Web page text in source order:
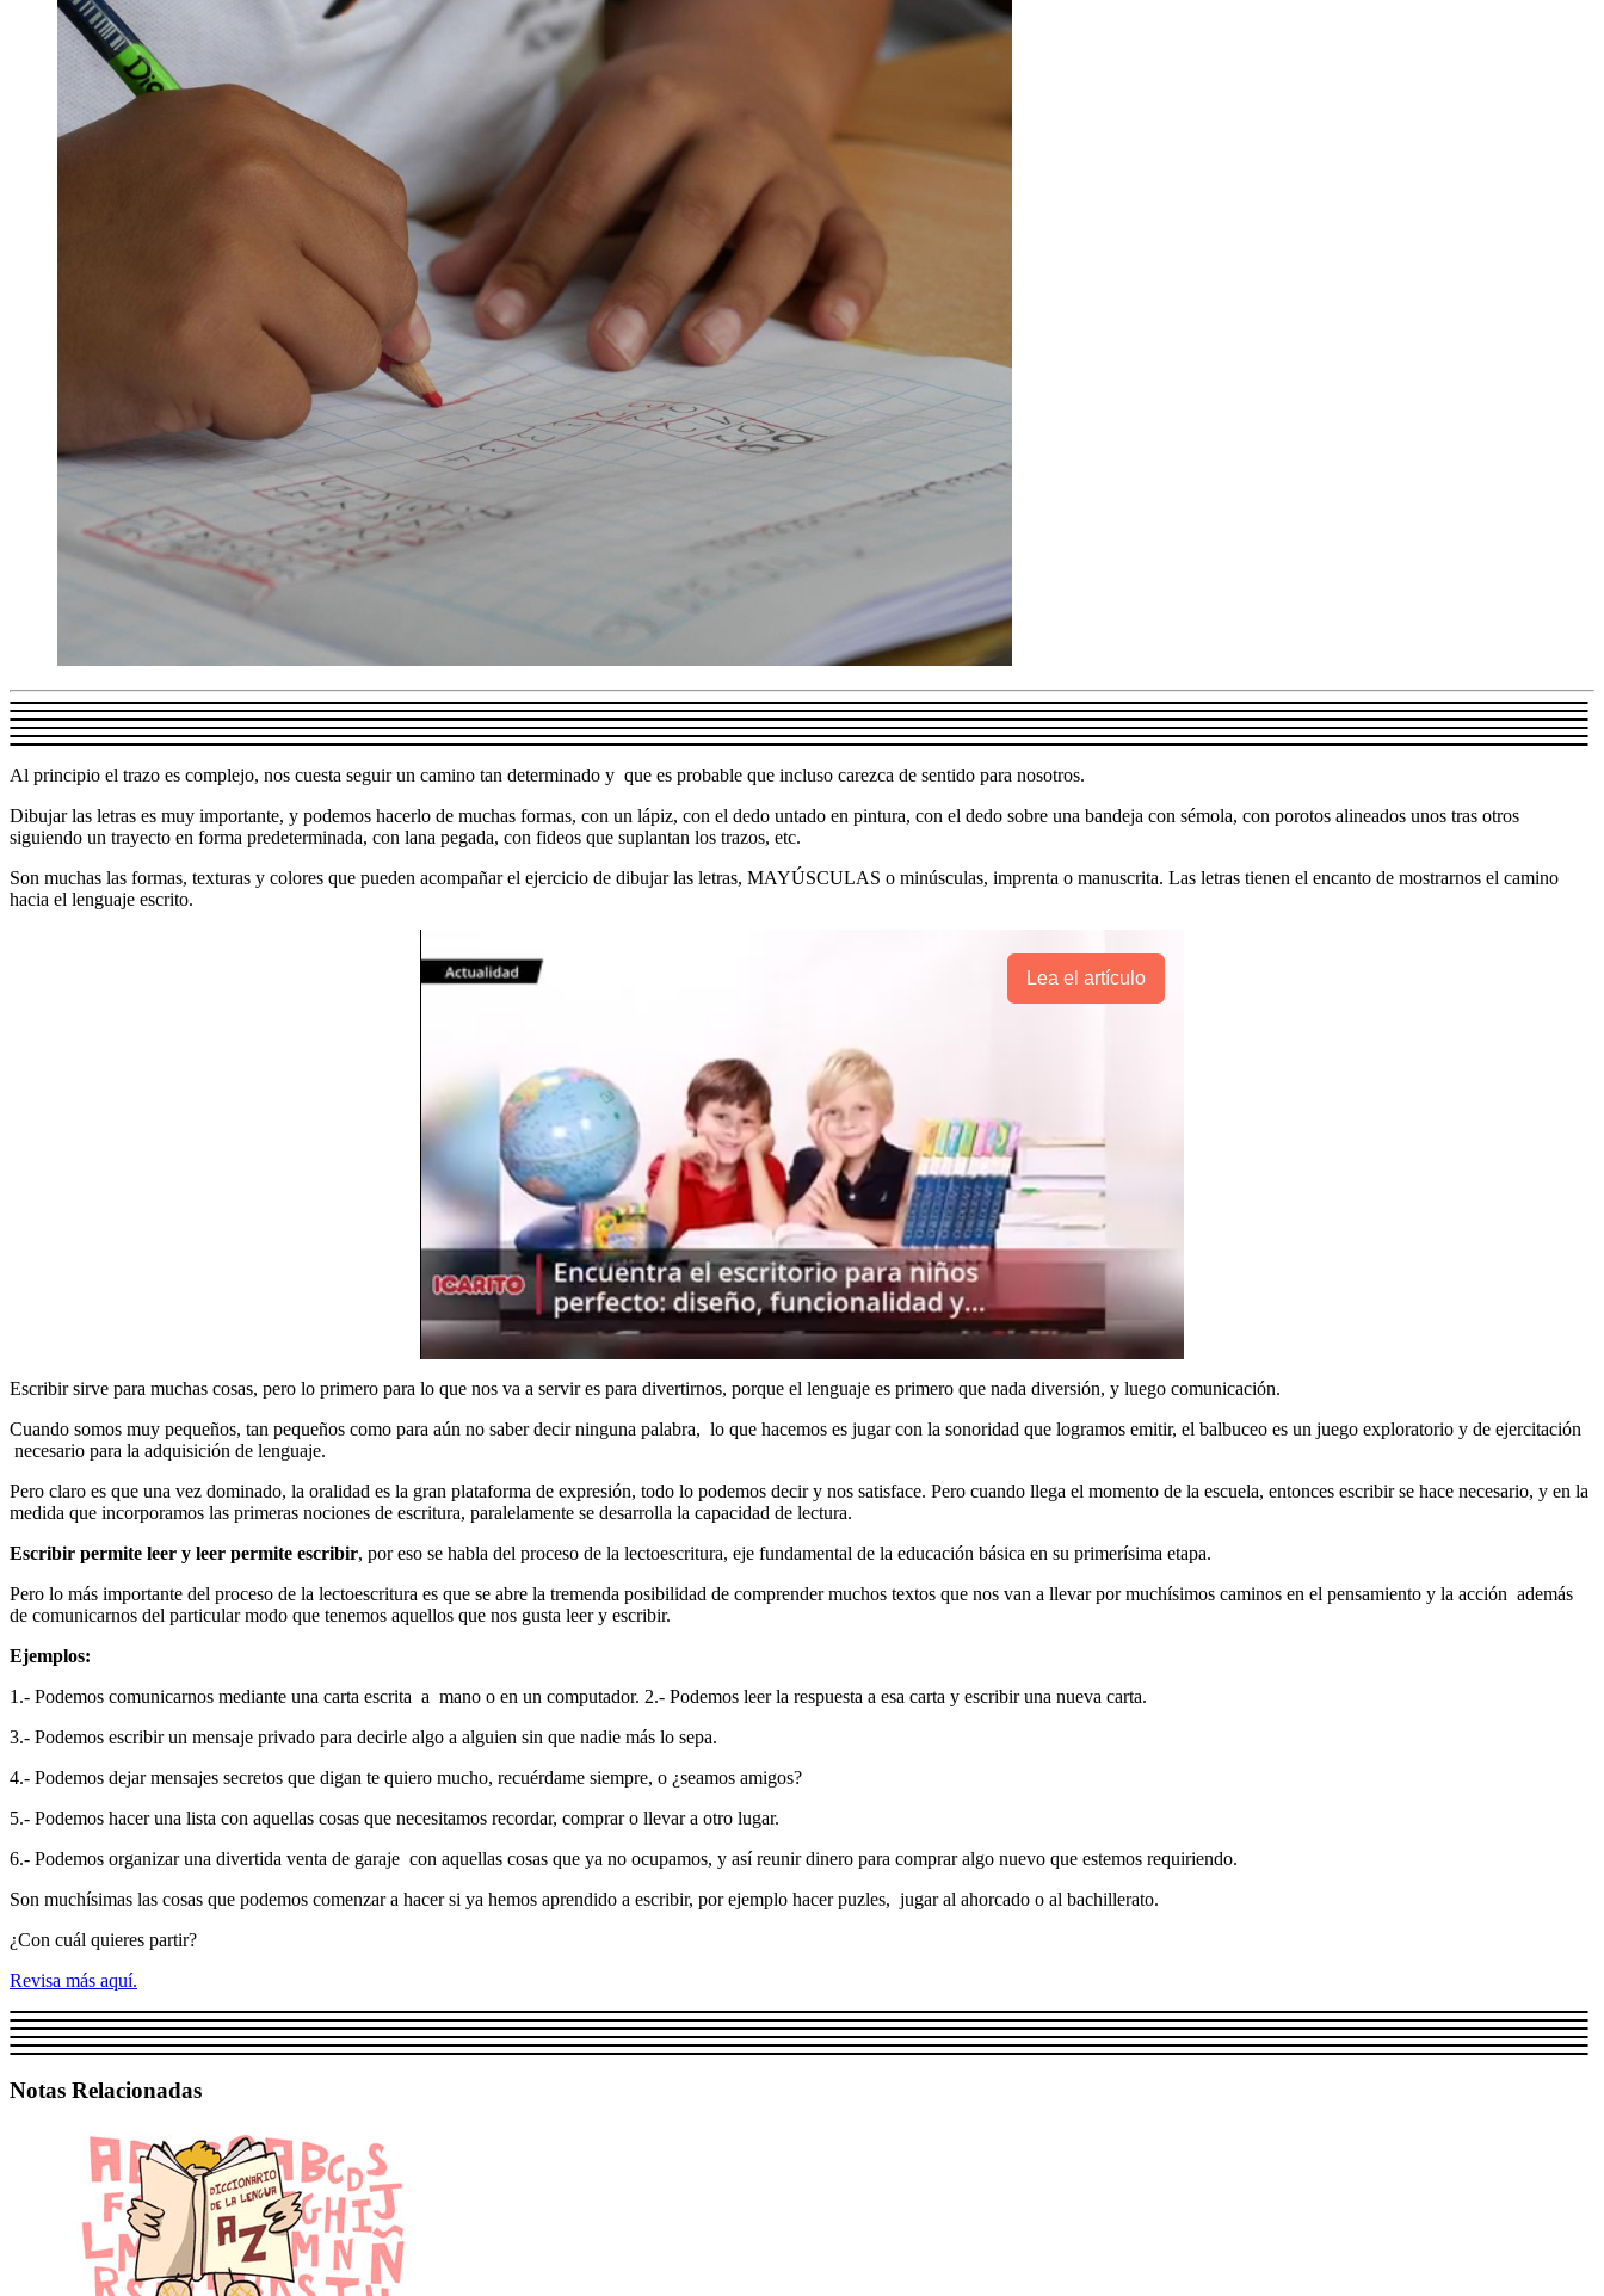
Al principio el trazo es complejo, nos cuesta seguir un camino tan determinado y que es probable que incluso carezca de sentido para nosotros.
Dibujar las letras es muy importante, y podemos hacerlo de muchas formas, con un lápiz, con el dedo untado en pintura, con el dedo sobre una bandeja con sémola, con porotos alineados unos tras otros
siguiendo un trayecto en forma predeterminada, con lana pegada, con fideos que suplantan los trazos, etc.
Son muchas las formas, texturas y colores que pueden acompañar el ejercicio de dibujar las letras, MAYÚSCULAS o minúsculas, imprenta o manuscrita. Las letras tienen el encanto de mostrarnos el camino
hacia el lenguaje escrito.
Lea el artículo
Escribir sirve para muchas cosas, pero lo primero para lo que nos va a servir es para divertirnos, porque el lenguaje es primero que nada diversión, y luego comunicación.
Cuando somos muy pequeños, tan pequeños como para aún no saber decir ninguna palabra, lo que hacemos es jugar con la sonoridad que logramos emitir, el balbuceo es un juego exploratorio y de ejercitación
necesario para la adquisición de lenguaje.
Pero claro es que una vez dominado, la oralidad es la gran plataforma de expresión, todo lo podemos decir y nos satisface. Pero cuando llega el momento de la escuela, entonces escribir se hace necesario, y en la
medida que incorporamos las primeras nociones de escritura, paralelamente se desarrolla la capacidad de lectura.
Escribir permite leer y leer permite escribir, por eso se habla del proceso de la lectoescritura, eje fundamental de la educación básica en su primerísima etapa.
Pero lo más importante del proceso de la lectoescritura es que se abre la tremenda posibilidad de comprender muchos textos que nos van a llevar por muchísimos caminos en el pensamiento y la acción además
de comunicarnos del particular modo que tenemos aquellos que nos gusta leer y escribir.
Ejemplos:
1.- Podemos comunicarnos mediante una carta escrita a mano o en un computador. 2.- Podemos leer la respuesta a esa carta y escribir una nueva carta.
3.- Podemos escribir un mensaje privado para decirle algo a alguien sin que nadie más lo sepa.
4.- Podemos dejar mensajes secretos que digan te quiero mucho, recuérdame siempre, o ¿seamos amigos?
5.- Podemos hacer una lista con aquellas cosas que necesitamos recordar, comprar o llevar a otro lugar.
6.- Podemos organizar una divertida venta de garaje con aquellas cosas que ya no ocupamos, y así reunir dinero para comprar algo nuevo que estemos requiriendo.
Son muchísimas las cosas que podemos comenzar a hacer si ya hemos aprendido a escribir, por ejemplo hacer puzles, jugar al ahorcado o al bachillerato.
¿Con cuál quieres partir?
Revisa más aquí.
Notas Relacionadas